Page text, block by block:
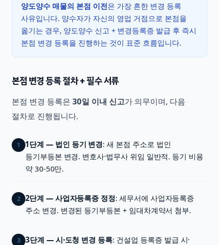
양도양수 매물의 본점 이전은 가장 흔한 변경 등록
사유입니다. 양수자가 자신의 영업 거점으로 본점을
옮기는 경우, 양도양수 신고 + 변경등록증 발급 후 즉시
본점 변경 등록을 진행하는 것이 표준 흐름입니다.
본점 변경 등록 절차 + 필수 서류
본점 변경 등록은 30일 이내 신고가 의무이며, 다음
절차로 진행됩니다.
1 1단계 — 법인 등기 변경: 새 본점 주소로 법인
등기부등본 변경. 변호사·법무사 위임 일반적. 등기 비용
약 30-50만.
2 2단계 — 사업자등록증 정정: 세무서에 사업자등록증
주소 변경. 변경된 등기부등본 + 임대차계약서 첨부.
3 3단계 — 시·도청 변경 등록: 건설업 등록증 발급 시·